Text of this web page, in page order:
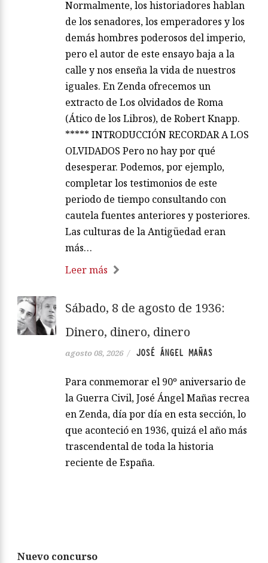
Normalmente, los historiadores hablan
de los senadores, los emperadores y los
demás hombres poderosos del imperio,
pero el autor de este ensayo baja a la
calle y nos enseña la vida de nuestros
iguales. En Zenda ofrecemos un
extracto de Los olvidados de Roma
(Ático de los Libros), de Robert Knapp.
***** INTRODUCCIÓN RECORDAR A LOS
OLVIDADOS Pero no hay por qué
desesperar. Podemos, por ejemplo,
completar los testimonios de este
periodo de tiempo consultando con
cautela fuentes anteriores y posteriores.
Las culturas de la Antigüedad eran
más…
Leer más
Sábado, 8 de agosto de 1936:
Dinero, dinero, dinero
agosto 08, 2026 / JOSÉ ÁNGEL MAÑAS
Para conmemorar el 90º aniversario de
la Guerra Civil, José Ángel Mañas recrea
en Zenda, día por día en esta sección, lo
que aconteció en 1936, quizá el año más
trascendental de toda la historia
reciente de España.
Nuevo concurso